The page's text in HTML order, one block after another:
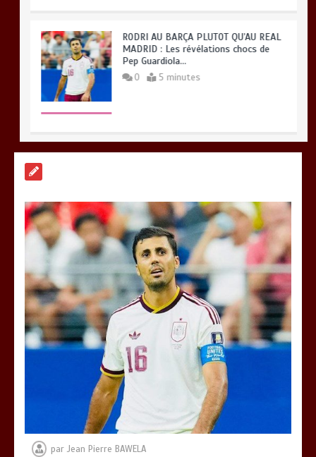
RODRI AU BARÇA PLUTOT QU’AU REAL
MADRID : Les révélations chocs de
Pep Guardiola…
0 5 minutes
0 5 minutes
TOGO : Sauver la mère devient un
indicateur de civilisation
0 4 minutes
par Jean Pierre BAWELA